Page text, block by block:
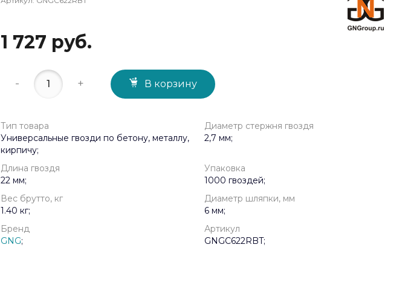
1 727 руб.
- + В корзину
Тип товара
Универсальные гвозди по бетону, металлу,
кирпичу;
Диаметр стержня гвоздя
2,7 мм;
Длина гвоздя
22 мм;
Упаковка
1000 гвоздей;
Вес брутто, кг
1.40 кг;
Диаметр шляпки, мм
6 мм;
Бренд
GNG;
Артикул
GNGC622RBT;